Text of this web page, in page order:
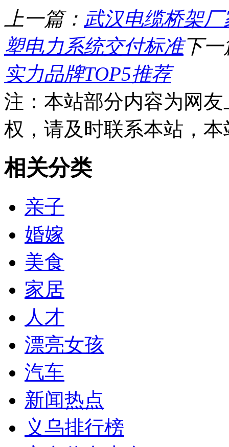
上一篇： 武汉电缆桥架
塑电力系统交付标准下一
实力品牌TOP5推荐
注：本站部分内容为网
权，请及时联系本站，
相关分类
亲子
婚嫁
美食
家居
人才
漂亮女孩
汽车
新闻热点
义乌排行榜